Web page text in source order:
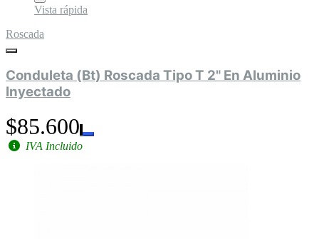
Vista rápida
Roscada
Conduleta (Bt) Roscada Tipo T 2" En Aluminio
Inyectado
$85.600
IVA Incluido